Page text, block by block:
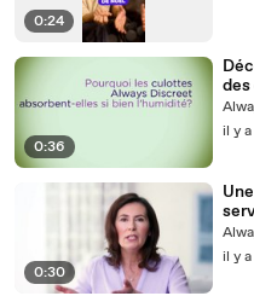
0:24
0:36
il y
0:30
il y